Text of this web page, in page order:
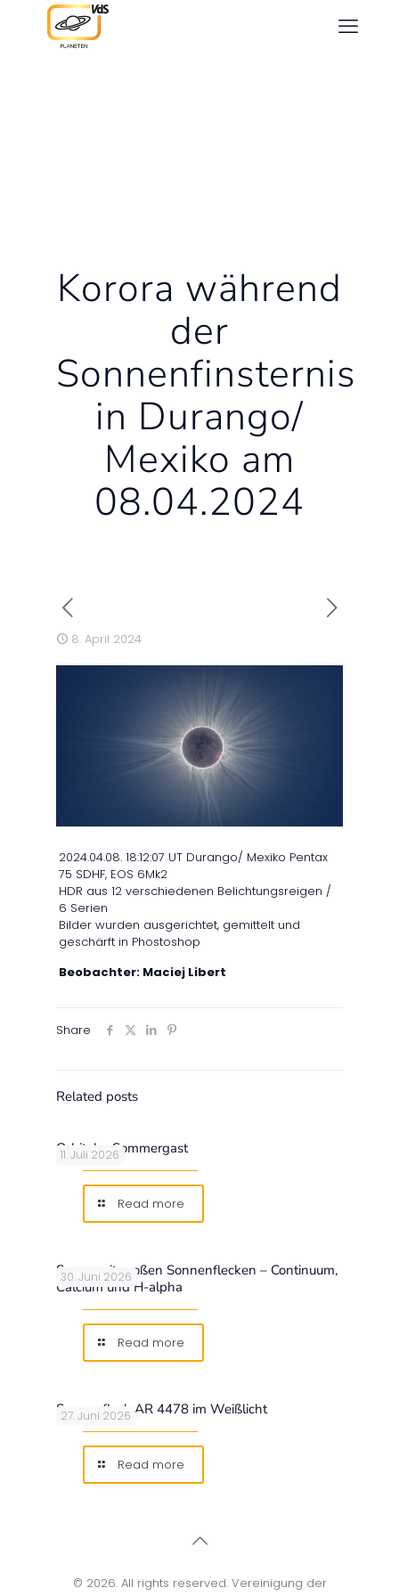
Korora während
der
Sonnenfinsternis
in Durango/
Mexiko am
08.04.2024
8. April 2024
2024.04.08. 18:12:07 UT Durango/ Mexiko Pentax
75 SDHF, EOS 6Mk2
HDR aus 12 verschiedenen Belichtungsreigen /
6 Serien
Bilder wurden ausgerichtet, gemittelt und
geschärft in Phostoshop
Beobachter: Maciej Libert
Share
Related posts
11. Juli 2026
Orbitaler Sommergast
Read more
30. Juni 2026
Sonne mit großen Sonnenflecken – Continuum,
Calcium und H-alpha
Read more
27. Juni 2026
Sonnenfleck AR 4478 im Weißlicht
Read more
© 2026. All rights reserved. Vereinigung der